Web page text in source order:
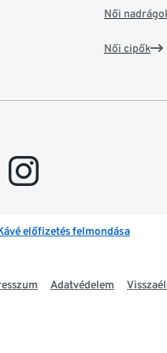
Női
Női cipők
instagram
előfizetés felmondása
Adatvédelem